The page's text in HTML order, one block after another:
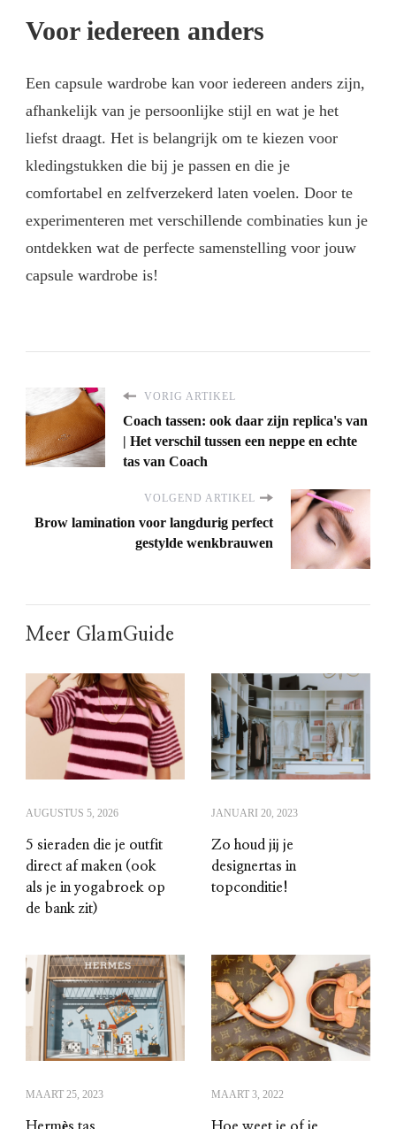
Voor iedereen anders
Een capsule wardrobe kan voor iedereen anders zijn,
afhankelijk van je persoonlijke stijl en wat je het
liefst draagt. Het is belangrijk om te kiezen voor
kledingstukken die bij je passen en die je
comfortabel en zelfverzekerd laten voelen. Door te
experimenteren met verschillende combinaties kun je
ontdekken wat de perfecte samenstelling voor jouw
capsule wardrobe is!
VORIG ARTIKEL
Coach tassen: ook daar zijn replica's van
| Het verschil tussen een neppe en echte
tas van Coach
VOLGEND ARTIKEL
Brow lamination voor langdurig perfect
gestylde wenkbrauwen
Meer GlamGuide
AUGUSTUS 5, 2026
5 sieraden die je outfit
direct af maken (ook
als je in yogabroek op
de bank zit)
JANUARI 20, 2023
Zo houd jij je
designertas in
topconditie!
MAART 25, 2023 MAART 3, 2022